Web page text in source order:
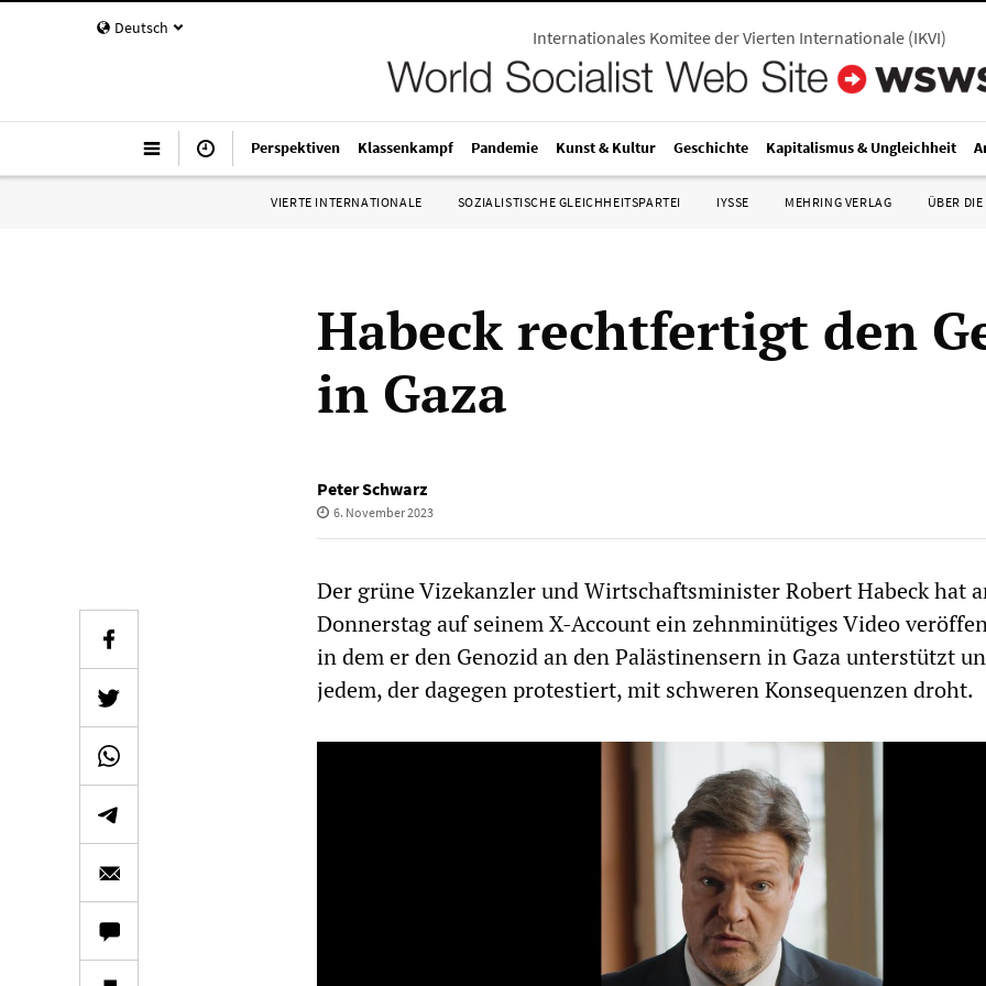
Deutsch Internationales Komitee der Vierten Internationale (IKVI)
Perspektiven Klassenkampf Pandemie Kunst & Kultur Geschichte Kapitalismus & Ungleichheit
VIERTE INTERNATIONALE SOZIALISTISCHE GLEICHHEITSPARTEI IYSSE MEHRING VERLAG ÜBER DIE
Habeck rechtfertigt den
in Gaza
Peter Schwarz
6. November 2023
Der grüne Vizekanzler und Wirtschaftsminister Robert Habeck hat
Donnerstag auf seinem X-Account ein zehnminütiges Video
in dem er den Genozid an den Palästinensern in Gaza unterstützt
jedem, der dagegen protestiert, mit schweren Konsequenzen droht.